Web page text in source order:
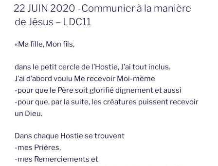
GEPLAATST
OP
22 JUIN 2020 -Communier à la manière
de Jésus – LDC11
«Ma fille, Mon fils,
dans le petit cercle de l’Hostie, J’ai tout inclus.
J’ai d’abord voulu Me recevoir Moi-même
-pour que le Père soit glorifié dignement et aussi
-pour que, par la suite, les créatures puissent recevoir
un Dieu.
Dans chaque Hostie se trouvent
-mes Prières,
-mes Remerciements et